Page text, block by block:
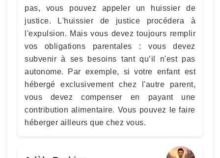
pas, vous pouvez appeler un huissier de
justice. L'huissier de justice procédera à
l'expulsion. Mais vous devez toujours remplir
vos obligations parentales : vous devez
subvenir à ses besoins tant qu’il n'est pas
autonome. Par exemple, si votre enfant est
hébergé exclusivement chez l'autre parent,
vous devez compenser en payant une
contribution alimentaire. Vous pouvez le faire
héberger ailleurs que chez vous.